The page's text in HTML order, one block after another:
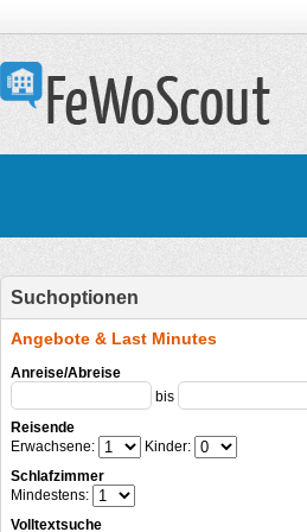
Suchoptionen
Angebote & Last Minutes
Anreise/Abreise
bis
Reisende
Erwachsene:
Kinder:
Schlafzimmer
Mindestens:
Volltextsuche